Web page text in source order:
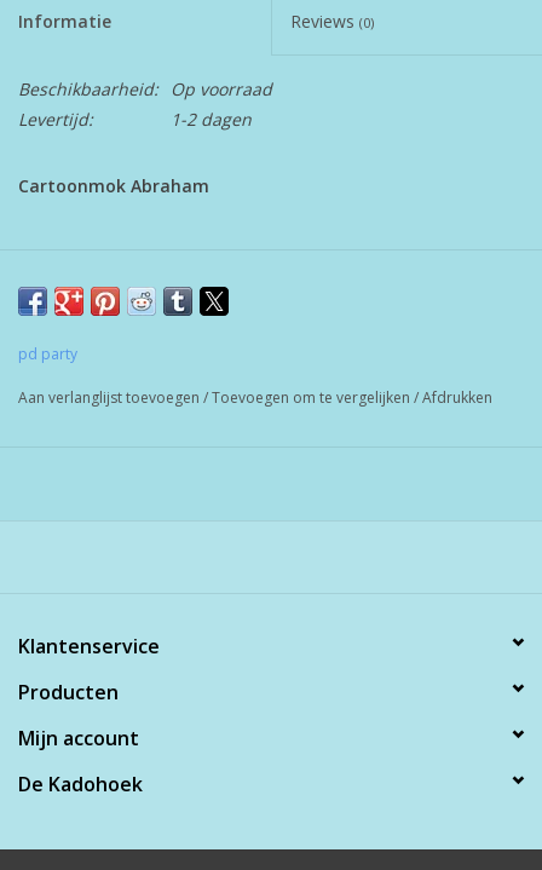
Informatie Reviews (0)
Beschikbaarheid:
Op voorraad
Levertijd:
1-2 dagen
Cartoonmok Abraham
pd party
Aan verlanglijst toevoegen /Toevoegen om te vergelijken /Afdrukken
Klantenservice
Producten
Mijn account
De Kadohoek